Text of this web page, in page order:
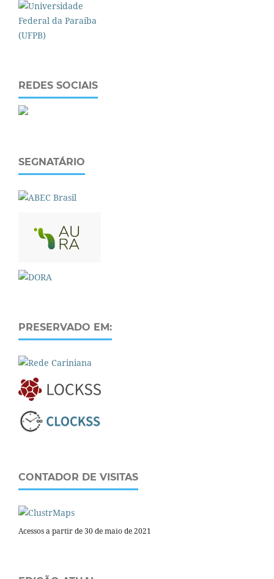
REDES SOCIAIS
SEGNATÁRIO
PRESERVADO EM:
CONTADOR DE VISITAS
Acessos a partir de 30 de maio de 2021